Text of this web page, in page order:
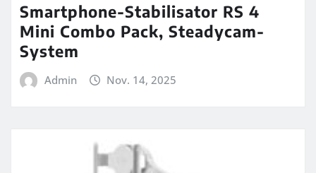
Smartphone-Stabilisator RS 4
Mini Combo Pack, Steadycam-
System
Admin Nov. 14, 2025